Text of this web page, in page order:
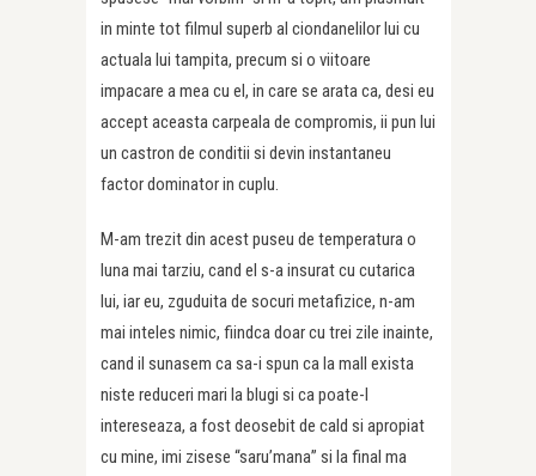
in minte tot filmul superb al ciondanelilor lui cu
actuala lui tampita, precum si o viitoare
impacare a mea cu el, in care se arata ca, desi eu
accept aceasta carpeala de compromis, ii pun lui
un castron de conditii si devin instantaneu
factor dominator in cuplu.
M-am trezit din acest puseu de temperatura o
luna mai tarziu, cand el s-a insurat cu cutarica
lui, iar eu, zguduita de socuri metafizice, n-am
mai inteles nimic, fiindca doar cu trei zile inainte,
cand il sunasem ca sa-i spun ca la mall exista
niste reduceri mari la blugi si ca poate-l
intereseaza, a fost deosebit de cald si apropiat
cu mine, imi zisese “saru’mana” si la final ma